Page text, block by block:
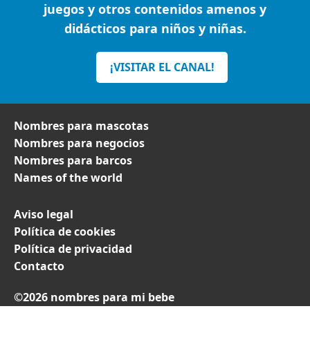
juegos y otros contenidos amenos y
didácticos para niños y niñas.
¡VISITAR EL CANAL!
Nombres para mascotas
Nombres para negocios
Nombres para barcos
Names of the world
Aviso legal
Política de cookies
Política de privacidad
Contacto
©2026 nombres para mi bebe